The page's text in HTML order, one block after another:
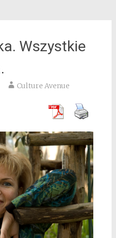
Wszystkie
Culture Avenue